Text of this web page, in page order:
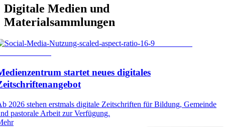
Digitale Medien und
Materialsammlungen
startet neues digitales
2026 stehen erstmals digitale Zeitschriften für Bildung, Gemeinde
pastorale Arbeit zur Verfügung.